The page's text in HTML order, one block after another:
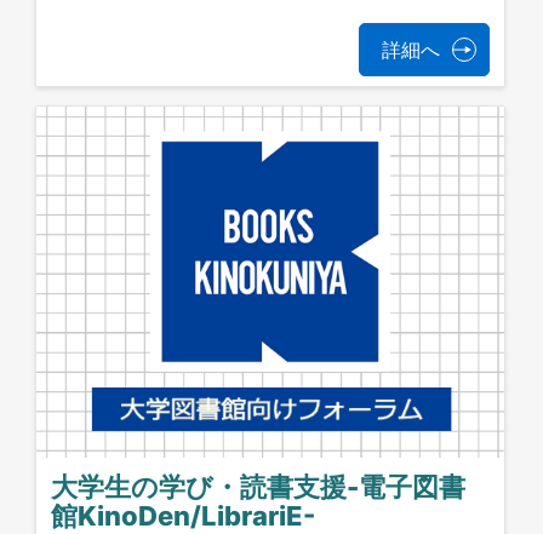
詳細へ
大学生の学び・読書支援-電子図書
館KinoDen/LibrariE-